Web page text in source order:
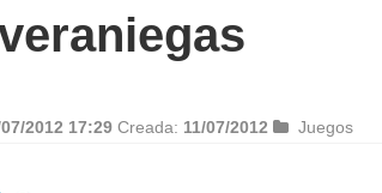
07/2012 17:29 Creada: 11/07/2012 Juegos